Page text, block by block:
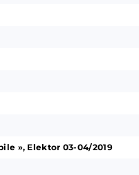
», Elektor 03-04/2019